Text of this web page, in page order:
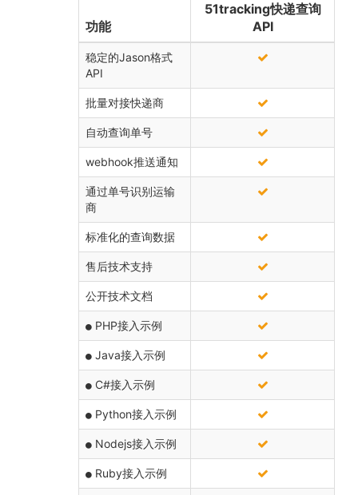
功能
51tracking快递查询
API
稳定的Jason格式
API
批量对接快递商
自动查询单号
webhook推送通知
通过单号识别运输
商
标准化的查询数据
售后技术支持
公开技术文档
PHP接入示例
Java接入示例
C#接入示例
Python接入示例
Nodejs接入示例
Ruby接入示例